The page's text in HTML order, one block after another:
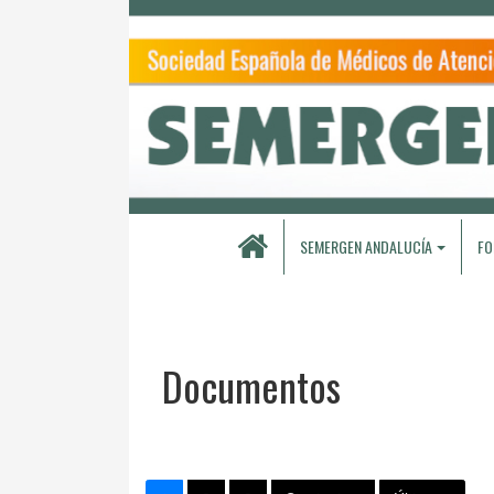
SEMERGEN ANDALUCÍA
Documentos